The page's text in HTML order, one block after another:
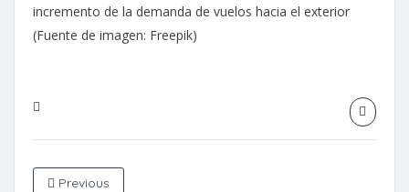
incremento de la demanda de vuelos hacia el exterior
(Fuente de imagen: Freepik)
Previous